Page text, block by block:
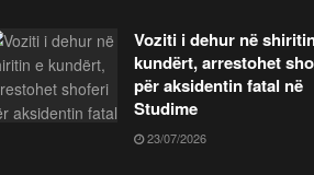
Voziti i dehur në
kundërt, arrestohet
për aksidentin fatal në
Studime
23/07/2026